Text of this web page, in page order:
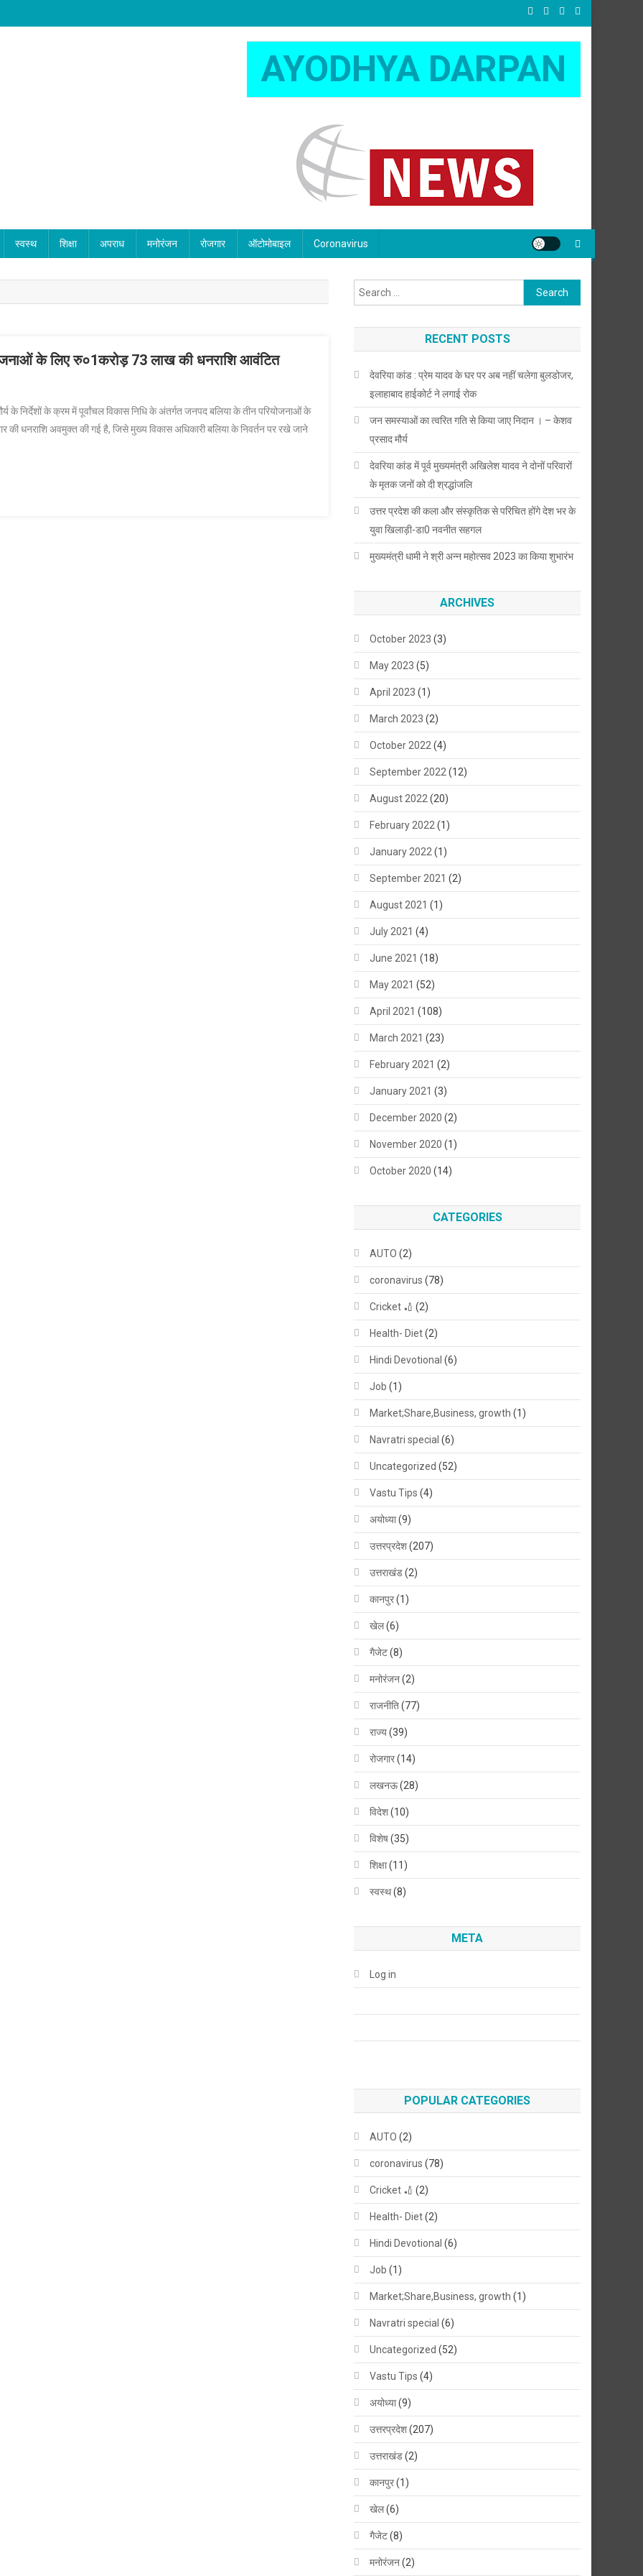
AYODHYA DARPAN
स्वस्थ शिक्षा अपराध मनोरंजन रोजगार ऑटोमोबाइल Coronavirus
के लिए रु०1करोड़ 73 लाख की धनराशि आवंटित
निर्देशों के क्रम में पूर्वांचल विकास निधि के अंतर्गत जनपद बलिया के तीन परियोजनाओं के
धनराशि अवमुक्त की गई है, जिसे मुख्य विकास अधिकारी बलिया के निवर्तन पर रखे जाने
Search
for:
RECENT POSTS
देवरिया कांड : प्रेम यादव के घर पर अब नहीं चलेगा बुलडोजर,
इलाहाबाद हाईकोर्ट ने लगाई रोक
जन समस्याओं का त्वरित गति से किया जाए निदान । – केशव
प्रसाद मौर्य
देवरिया कांड में पूर्व मुख्यमंत्री अखिलेश यादव ने दोनों परिवारों
के मृतक जनों को दी श्रद्धांजलि
उत्तर प्रदेश की कला और संस्कृतिक से परिचित होंगे देश भर के
युवा खिलाड़ी-डा0 नवनीत सहगल
मुख्यमंत्री धामी ने श्री अन्न महोत्सव 2023 का किया शुभारंभ
ARCHIVES
October 2023 (3)
May 2023 (5)
April 2023 (1)
March 2023 (2)
October 2022 (4)
September 2022 (12)
August 2022 (20)
February 2022 (1)
January 2022 (1)
September 2021 (2)
August 2021 (1)
July 2021 (4)
June 2021 (18)
May 2021 (52)
April 2021 (108)
March 2021 (23)
February 2021 (2)
January 2021 (3)
December 2020 (2)
November 2020 (1)
October 2020 (14)
CATEGORIES
AUTO (2)
coronavirus (78)
Cricket 🏏 (2)
Health- Diet(2)
Hindi Devotional (6)
Job (1)
Market;Share,Business, growth (1)
Navratri special (6)
Uncategorized (52)
Vastu Tips (4)
अयोध्या(9)
उत्तरप्रदेश(207)
उत्तराखंड(2)
कानपुर(1)
खेल(6)
गैजेट(8)
मनोरंजन(2)
राजनीति(77)
राज्य(39)
रोजगार(14)
लखनऊ(28)
विदेश(10)
विशेष(35)
शिक्षा(11)
स्वस्थ(8)
META
Log in
POPULAR CATEGORIES
AUTO (2)
coronavirus (78)
Cricket 🏏 (2)
Health- Diet(2)
Hindi Devotional (6)
Job (1)
Market;Share,Business, growth (1)
Navratri special (6)
Uncategorized (52)
Vastu Tips (4)
अयोध्या(9)
उत्तरप्रदेश(207)
उत्तराखंड(2)
कानपुर(1)
खेल(6)
गैजेट(8)
मनोरंजन(2)